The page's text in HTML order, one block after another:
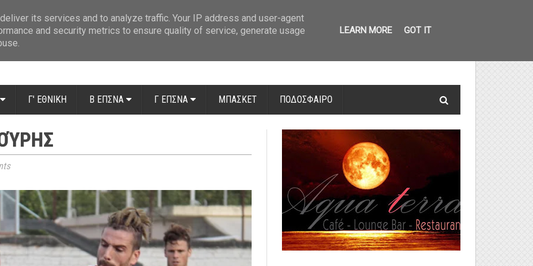
Γ' ΕΘΝΙΚΗ Β ΕΠΣΝΑ Γ ΕΠΣΝΑ ΜΠΑΣΚΕΤ ΠΟΔΟΣΦΑΙΡΟ
its services and to analyze traffic. Your IP address and user-agent
and security metrics to ensure quality of service, generate usage
LEARN MORE GOT IT